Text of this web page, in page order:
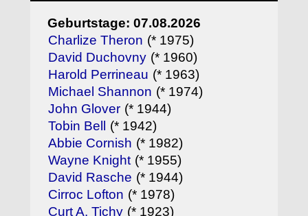
Geburtstage: 07.08.2026
Charlize Theron (* 1975)
David Duchovny (* 1960)
Harold Perrineau (* 1963)
Michael Shannon (* 1974)
John Glover (* 1944)
Tobin Bell
(* 1942)
Abbie Cornish (* 1982)
Wayne Knight (* 1955)
David Rasche (* 1944)
Cirroc Lofton (* 1978)
Curt A. Tichy (* 1923)